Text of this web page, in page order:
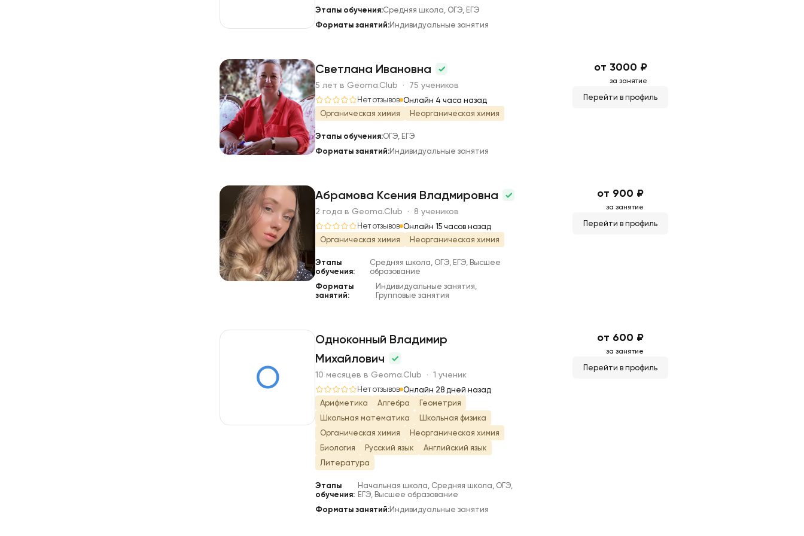
Этапы обучения:Средняя школа, ОГЭ, ЕГЭ
Форматы занятий:Индивидуальные занятия
С
Светлана Ивановна
5 лет в Geoma.Club · 75 учеников
Нет отзывов Онлайн 4 часа назад
Органическая химия
Неорганическая химия
Этапы обучения:ОГЭ, ЕГЭ
Форматы занятий:Индивидуальные занятия
от 3000 ₽
за занятие
Перейти в профиль
А
Абрамова Ксения Владмировна
2 года в Geoma.Club · 8 учеников
Нет отзывов Онлайн 15 часов назад
Органическая химия
Неорганическая химия
Этапы
обучения:
Средняя школа, ОГЭ, ЕГЭ, Высшее
образование
Форматы
занятий:
Индивидуальные занятия,
Групповые занятия
от 900 ₽
за занятие
Перейти в профиль
О
Одноконный Владимир
Михайлович
10 месяцев в Geoma.Club · 1 ученик
Нет отзывов Онлайн 28 дней назад
Арифметика
Алгебра
Геометрия
Школьная математика
Школьная физика
Органическая химия
Неорганическая химия
Биология
Русский язык
Английский язык
Литература
Этапы
обучения:
Начальная школа, Средняя школа, ОГЭ,
ЕГЭ, Высшее образование
Форматы занятий:Индивидуальные занятия
от 600 ₽
за занятие
Перейти в профиль